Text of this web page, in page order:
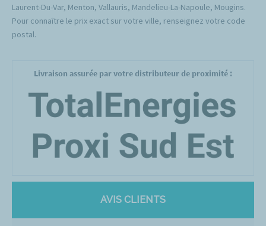
Laurent-Du-Var, Menton, Vallauris, Mandelieu-La-Napoule, Mougins.
Pour connaître le prix exact sur votre ville, renseignez votre code
postal.
Livraison assurée par votre distributeur de proximité :
AVIS CLIENTS